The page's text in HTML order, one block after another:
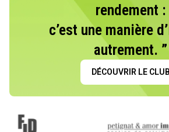
rendement :
c’est une manière
autrement. ”
DÉCOUVRIR LE CLUB